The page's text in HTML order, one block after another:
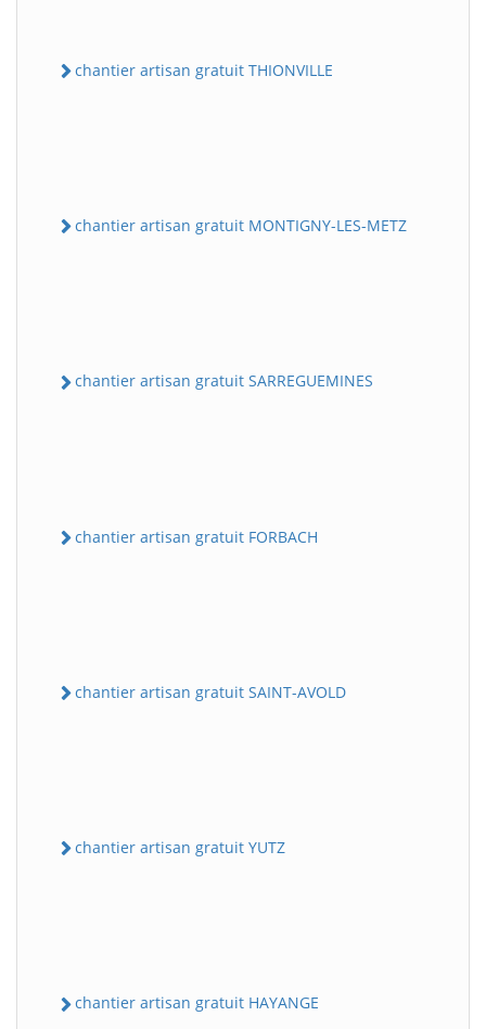
chantier artisan gratuit THIONVILLE
chantier artisan gratuit MONTIGNY-LES-METZ
chantier artisan gratuit SARREGUEMINES
chantier artisan gratuit FORBACH
chantier artisan gratuit SAINT-AVOLD
chantier artisan gratuit YUTZ
chantier artisan gratuit HAYANGE